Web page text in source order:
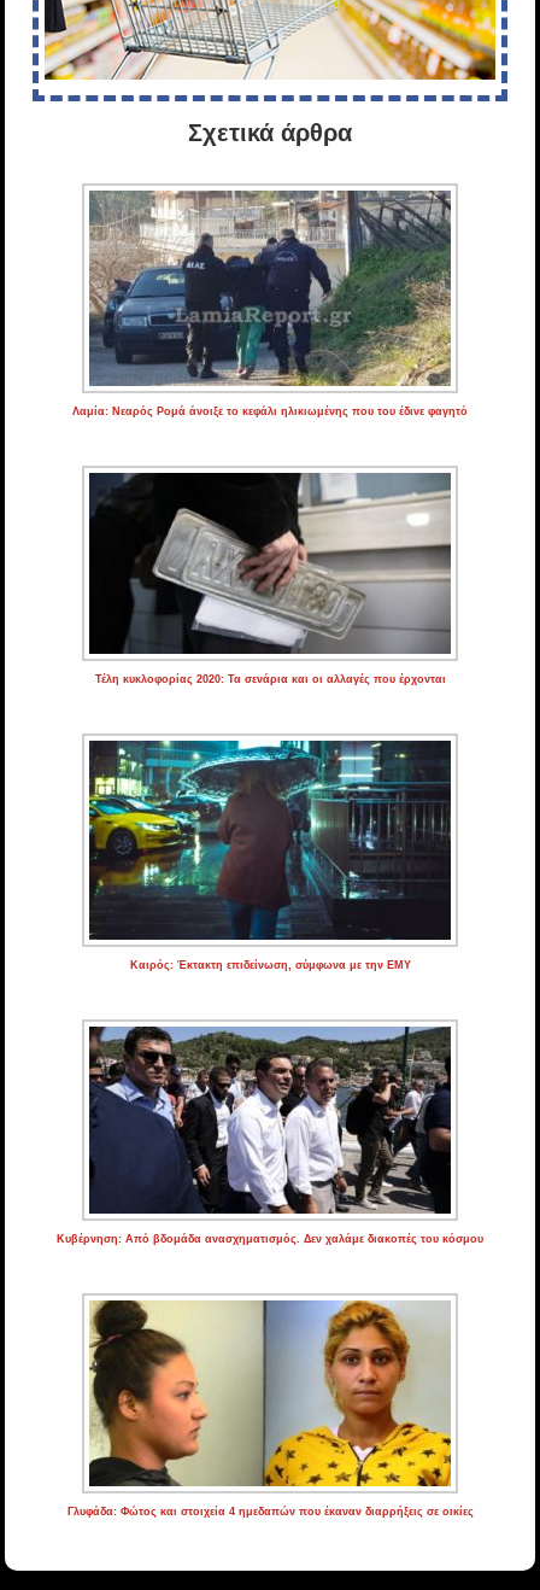
Σχετικά άρθρα
Λαμία: Νεαρός Ρομά άνοιξε το κεφάλι ηλικιωμένης που του έδινε φαγητό
Τέλη κυκλοφορίας 2020: Τα σενάρια και οι αλλαγές που έρχονται
Καιρός: Έκτακτη επιδείνωση, σύμφωνα με την ΕΜΥ
Κυβέρνηση: Από βδομάδα ανασχηματισμός. Δεν χαλάμε διακοπές του κόσμου
Γλυφάδα: Φώτος και στοιχεία 4 ημεδαπών που έκαναν διαρρήξεις σε οικίες